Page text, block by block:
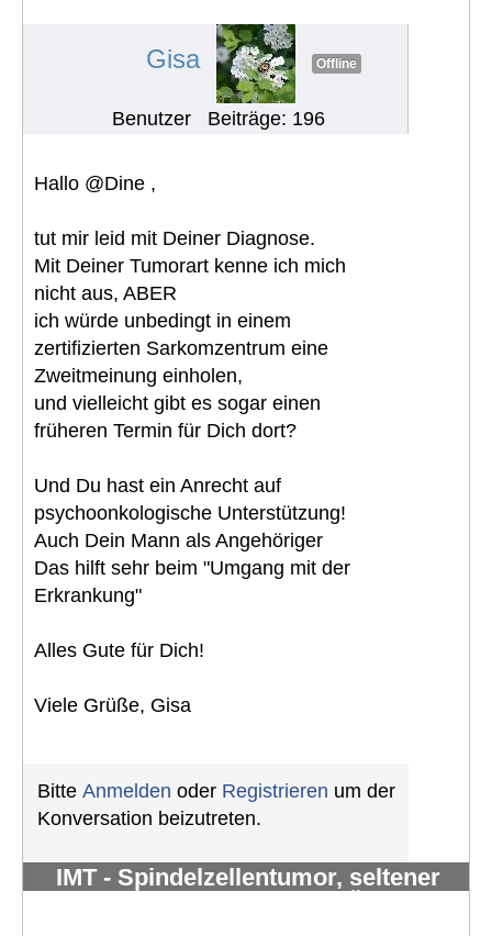
Gisa Offline
Benutzer Beiträge: 196
Hallo @Dine ,
tut mir leid mit Deiner Diagnose.
Mit Deiner Tumorart kenne ich mich
nicht aus, ABER
ich würde unbedingt in einem
zertifizierten Sarkomzentrum eine
Zweitmeinung einholen,
und vielleicht gibt es sogar einen
früheren Termin für Dich dort?
Und Du hast ein Anrecht auf
psychoonkologische Unterstützung!
Auch Dein Mann als Angehöriger
Das hilft sehr beim "Umgang mit der
Erkrankung"
Alles Gute für Dich!
Viele Grüße, Gisa
Bitte Anmelden oder Registrieren um der
Konversation beizutreten.
IMT - Spindelzellentumor, seltener